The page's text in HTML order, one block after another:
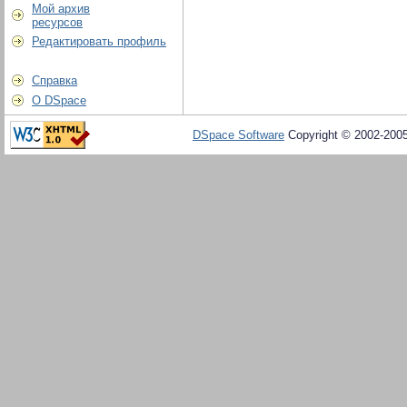
Мой архив
ресурсов
Редактировать профиль
Справка
О DSpace
DSpace Software Copyright © 2002-